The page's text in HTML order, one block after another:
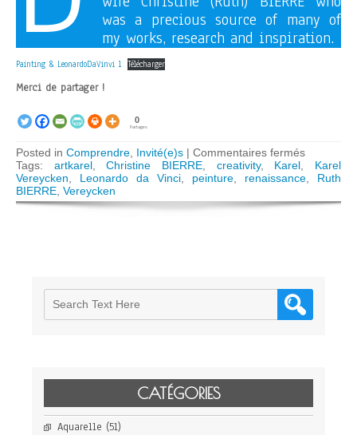
was a precious source of many of
my works, research and inspiration.
Painting & LeonardoDaVinvi 1 Télécharger
Merci de partager !
0
Partages
Posted in Comprendre Invité(e)s | Commentaires ferméssur
The
Creative
in
Tags: artkarel,Christine BIERRE creativity, Karel
Karel
Vereycken
Leonardo da Vinci peinture renaissance
Ruth
BIERRE Vereycken
CATÉGORIES
Aquarelle (51)